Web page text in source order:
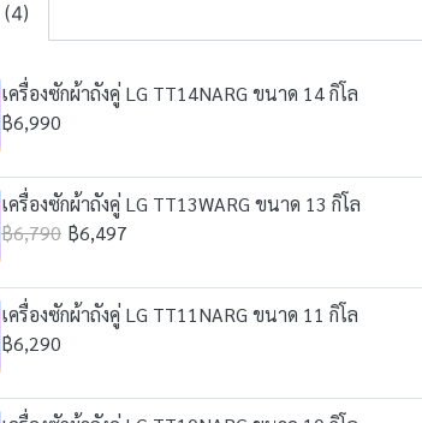
เครื่องซักผ้าถังคู่ LG TT14NARG ขนาด 14 กิโล
฿6,990
เครื่องซักผ้าถังคู่ LG TT13WARG ขนาด 13 กิโล
฿6,790 ฿6,497
เครื่องซักผ้าถังคู่ LG TT11NARG ขนาด 11 กิโล
฿6,290